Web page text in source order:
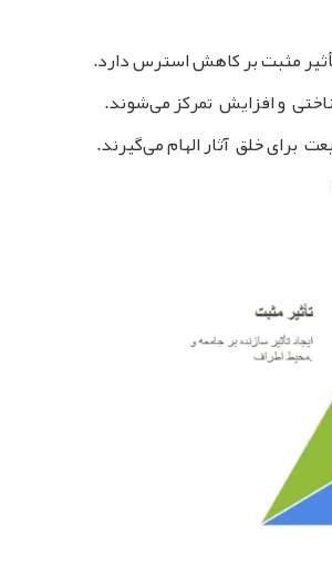
مثبت بر کاهش استرس دارد.
و افزایش تمرکز می‌شوند.
برای خلق آثار الهام می‌گیرند.